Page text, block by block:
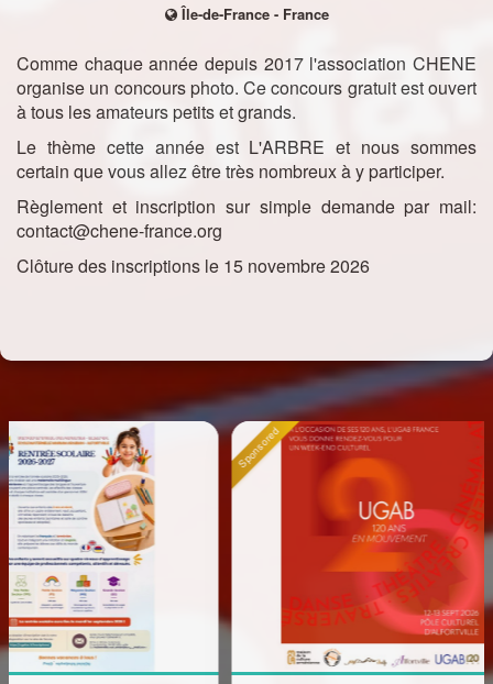
Île-de-France - France
Comme chaque année depuis 2017 l'association CHENE
organise un concours photo. Ce concours gratuit est ouvert
à tous les amateurs petits et grands.
Le thème cette année est L'ARBRE et nous sommes
certain que vous allez être très nombreux à y participer.
Règlement et inscription sur simple demande par mail:
contact@chene-france.org
Clôture des inscriptions le 15 novembre 2026
Sponsored